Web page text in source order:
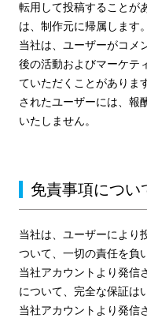
転用して投稿することが
は、制作元に帰属します。
当社は、ユーザーがコメ
後の活動およびマーケテ
ていただくことがありま
されたユーザーには、報
いたしません。
免責事項につい
当社は、ユーザーにより
ついて、一切の責任を負
当社アカウントより発信
について、完全な保証は
当社アカウントより発信